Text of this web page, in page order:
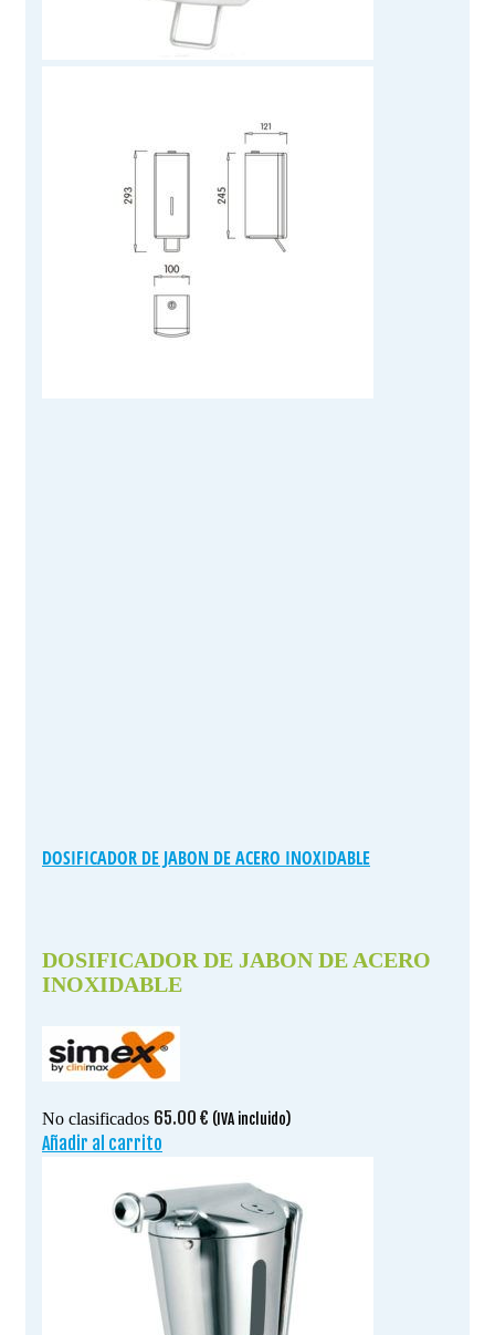
DOSIFICADOR DE JABON DE ACERO INOXIDABLE
DOSIFICADOR DE JABON DE ACERO
INOXIDABLE
No clasificados 65.00 € (IVA incluido)
Añadir al carrito